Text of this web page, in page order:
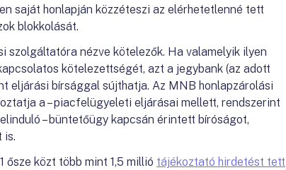
saját honlapján közzéteszi az elérhetetlenné tett
blokkolását.
szolgáltatóra nézve kötelezők. Ha valamelyik ilyen
kötelezettségét, azt a jegybank (az adott
eljárási bírsággal sújthatja. Az MNB honlapzárolási
a – piacfelügyeleti eljárásai mellett, rendszerint
– büntetőügy kapcsán érintett bíróságot,
is.
ősze közt több mint 1,5 millió tájékoztató hirdetést tett